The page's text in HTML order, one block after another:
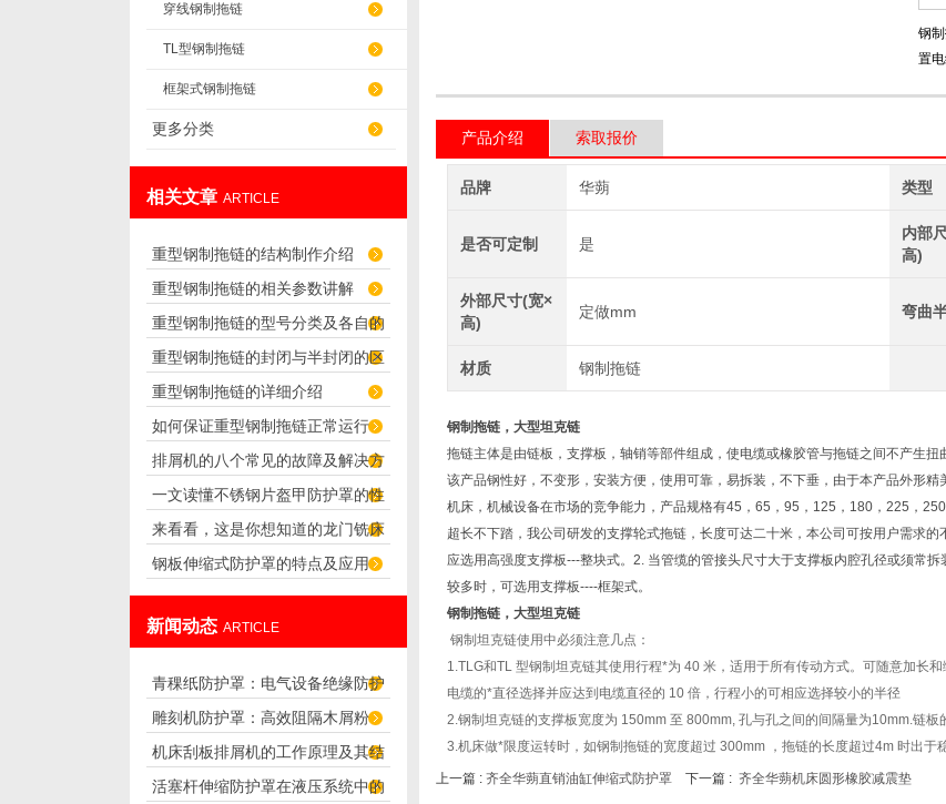
穿线钢制拖链
TL型钢制拖链
框架式钢制拖链
更多分类
相关文章 ARTICLE
重型钢制拖链的结构制作介绍
重型钢制拖链的相关参数讲解
重型钢制拖链的型号分类及各自的
应用
重型钢制拖链的封闭与半封闭的区
别
重型钢制拖链的详细介绍
如何保证重型钢制拖链正常运行
排屑机的八个常见的故障及解决方
法
一文读懂不锈钢片盔甲防护罩的性
能特点
来看看，这是你想知道的龙门铣床
风琴防护罩吗？
钢板伸缩式防护罩的特点及应用
新闻动态 ARTICLE
青稞纸防护罩：电气设备绝缘防护
专用方案
雕刻机防护罩：高效阻隔木屑粉
尘，守护设备精度与安全
机床刮板排屑机的工作原理及其结
构分析
活塞杆伸缩防护罩在液压系统中的
钢
置
产品介绍 索取报价
品牌 华蒴 类型
是否可定制 是
内部
高)
外部尺寸(宽×
高)
定做mm 弯曲
材质 钢制拖链
钢制拖链，大型坦克链
拖链主体是由链板，支撑板，轴销等部件组成，使电缆或橡胶管与拖链之间不产生
该产品钢性好，不变形，安装方便，使用可靠，易拆装，不下垂，由于本产品外形
机床，机械设备在市场的竞争能力，产品规格有45，65，95，125，180，225，
超长不下踏，我公司研发的支撑轮式拖链，长度可达二十米，本公司可按用户需求
应选用高强度支撑板---整块式。2. 当管缆的管接头尺寸大于支撑板内腔孔径或须常
较多时，可选用支撑板----框架式。
钢制拖链，大型坦克链
钢制坦克链使用中必须注意几点：
1.TLG和TL 型钢制坦克链其使用行程*为 40 米，适用于所有传动方式。可随意加长
电缆的*直径选择并应达到电缆直径的 10 倍，行程小的可相应选择较小的半径
2.钢制坦克链的支撑板宽度为 150mm 至 800mm, 孔与孔之间的间隔量为10mm.链
3.机床做*限度运转时，如钢制拖链的宽度超过 300mm ，拖链的长度超过4m 时出于
上一篇 : 齐全华蒴直销油缸伸缩式防护罩下一篇 : 齐全华蒴机床圆形橡胶减震垫